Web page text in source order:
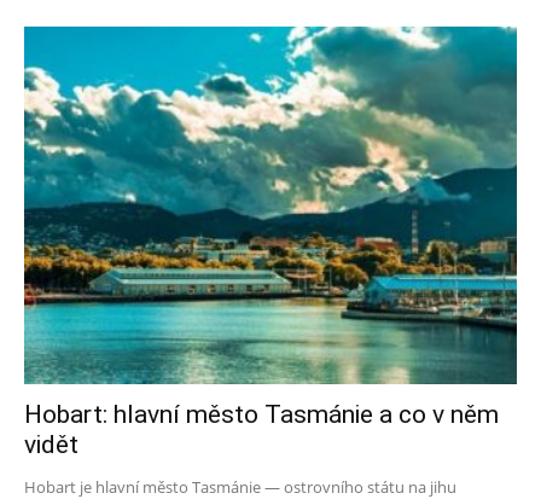
Hobart: hlavní město Tasmánie a co v něm
vidět
Hobart je hlavní město Tasmánie — ostrovního státu na jihu